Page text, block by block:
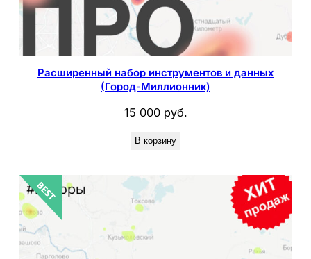
Расширенный набор инструментов и данных
(Город-Миллионник)
15 000 руб.
В корзину